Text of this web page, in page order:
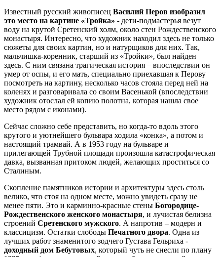
Известный русский живописец Василий Перов изобразил
это место на картине «Тройка» - дети-подмастерья везут
воду на крутой Сретенский холм, около стен Рождественского
монастыря. Интересно, что художник находил здесь не только
сюжеты для своих картин, но и натурщиков для них. Так,
мальчишка-коренник, старший из «Тройки», был найден
здесь. С ним связана трагическая история – впоследствии он
умер от оспы, и его мать, специально приехавшая к Перову
посмотреть на картину, несколько часов стояла перед ней на
коленях и разговаривала со своим Васенькой (впоследствии
художник отослал ей копию полотна, которая нашла свое
место рядом с иконами).
Сейчас сложно себе представить, но когда-то вдоль этого
крутого и уютнейшего бульвара ходила «конка», а потом и
настоящий трамвай. А в 1953 году на бульваре и
прилегающей Трубной площади произошла катастрофическая
давка, вызванная притоком людей, желающих проститься со
Сталиным.
Скопление памятников истории и архитектуры здесь столь
велико, что стоя на одном месте, можно увидеть сразу не
менее пяти. Это и карминно-красные стены Богородице-
Рождественского женского монастыря, и лучистая белизна
строений Сретенского мужского. А напротив – модерн и
классицизм. Остатки слободы Печатного двора. Одна из
лучших работ знаменитого зодчего Густава Гельриха -
доходный дом Бебутовых, который чуть не снесли по плану